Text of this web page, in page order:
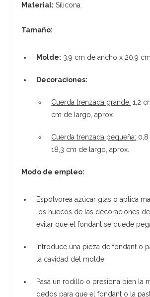
Material: Silicona.
Tamaño:
Molde: 3,9 cm de ancho x 20,9
Decoraciones:
Cuerda trenzada grande: 1,2
cm de largo, aprox.
Cuerda trenzada pequeña:
18,3 cm de largo, aprox.
Modo de empleo:
Espolvorea azúcar glas o aplica
los huecos de las decoraciones
evitar que el fondant se quede
Introduce una pieza de fondant o
la cavidad del molde.
Pasa un rodillo o presiona bien la
dedos para que el fondant o la